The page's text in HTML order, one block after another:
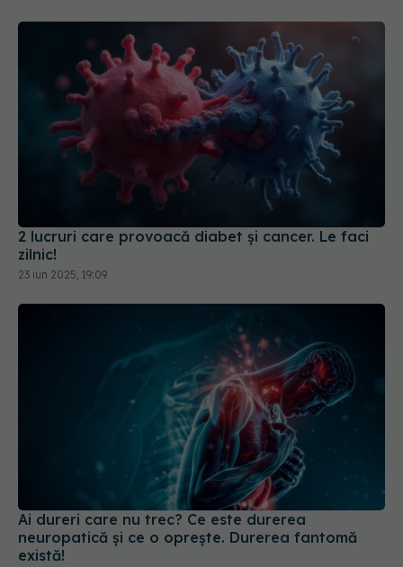
2 lucruri care provoacă diabet și cancer. Le faci
zilnic!
23 iun 2025, 19:09
Ai dureri care nu trec? Ce este durerea
neuropatică și ce o oprește. Durerea fantomă
există!